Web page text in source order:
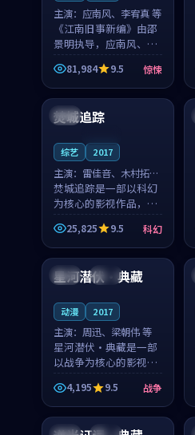
主演： 应南风、李宥真 等
《江南旧事新编》由邵
景明执导，应南风、李
宥真领衔主演，是一部
2018年上映的日本惊悚
综艺。影片以邻里温情
为切入，呈现一段从初
遇到告别都浸着真实
81,984 9.5 惊悚
韩国
焚城追踪
综艺 2017
主演： 雷佳音、木村拓哉
等
焚城追踪是一部以科幻
为核心的影视作品，围
绕危机、反转与人物成
长展开，整体节奏紧
凑，值得推荐观看。
25,825 9.5 科幻
韩国 热播
星河潜伏·典藏
动漫 2017
主演： 周迅、梁朝伟 等
星河潜伏·典藏是一部
以战争为核心的影视作
品，围绕危机、反转与
人物成长展开，整体节
奏紧凑，值得推荐观
看。
4,195 9.5 战争